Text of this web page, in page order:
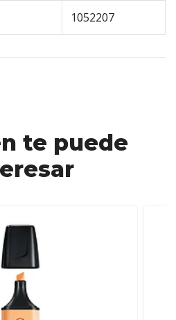
1052207
te puede